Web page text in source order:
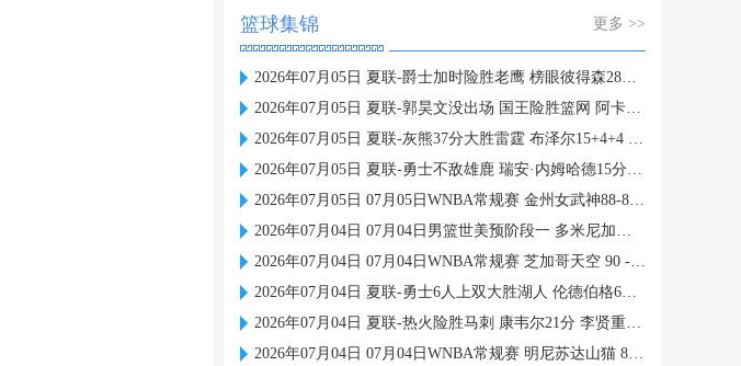
篮球集锦 更多 >>
2026年07月05日 夏联-爵士加时险胜老鹰 榜眼彼得森28分 8号秀弗莱明斯16中4
2026年07月05日 夏联-郭昊文没出场 国王险胜篮网 阿卡夫29投25分
2026年07月05日 夏联-灰熊37分大胜雷霆 布泽尔15+4+4 12号秀马拉10分4助2帽
2026年07月05日 夏联-勇士不敌雄鹿 瑞安·内姆哈德15分 波士顿17分
2026年07月05日 07月05日WNBA常规赛 金州女武神88-83亚特兰大梦想 全场集锦
2026年07月04日 07月04日男篮世美预阶段一 多米尼加男篮 81 - 82 美国男篮 集锦
2026年07月04日 07月04日WNBA常规赛 芝加哥天空 90 - 98 拉斯维加斯王牌 集锦
2026年07月04日 夏联-勇士6人上双大胜湖人 伦德伯格6中6砍19+5+6 卡尔19分
2026年07月04日 夏联-热火险胜马刺 康韦尔21分 李贤重首秀三分+快攻拿5分
2026年07月04日 07月04日WNBA常规赛 明尼苏达山猫 86 - 99 纽约自由人 集锦